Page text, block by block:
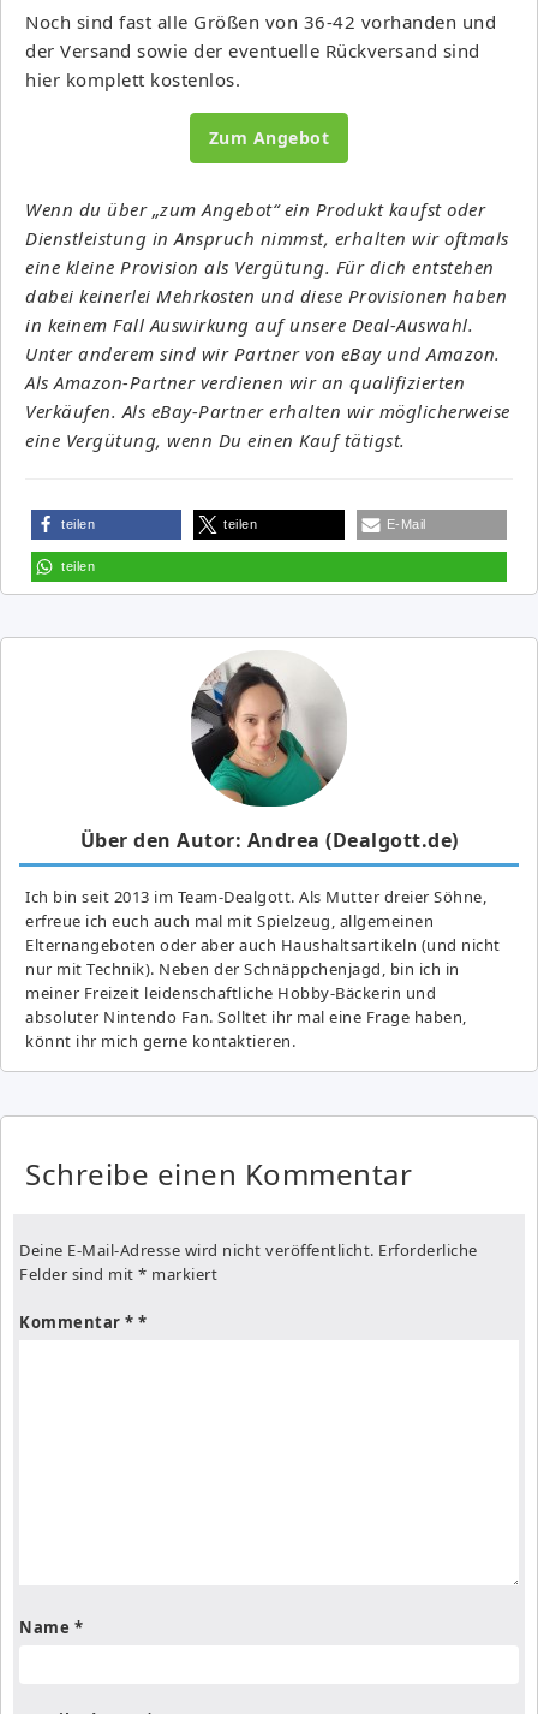
Noch sind fast alle Größen von 36-42 vorhanden und
der Versand sowie der eventuelle Rückversand sind
hier komplett kostenlos.
Zum Angebot
Wenn du über „zum Angebot“ ein Produkt kaufst oder
Dienstleistung in Anspruch nimmst, erhalten wir oftmals
eine kleine Provision als Vergütung. Für dich entstehen
dabei keinerlei Mehrkosten und diese Provisionen haben
in keinem Fall Auswirkung auf unsere Deal-Auswahl.
Unter anderem sind wir Partner von eBay und Amazon.
Als Amazon-Partner verdienen wir an qualifizierten
Verkäufen. Als eBay-Partner erhalten wir möglicherweise
eine Vergütung, wenn Du einen Kauf tätigst.
teilen teilen E-Mail
teilen
Über den Autor: Andrea (Dealgott.de)
Ich bin seit 2013 im Team-Dealgott. Als Mutter dreier Söhne,
erfreue ich euch auch mal mit Spielzeug, allgemeinen
Elternangeboten oder aber auch Haushaltsartikeln (und nicht
nur mit Technik). Neben der Schnäppchenjagd, bin ich in
meiner Freizeit leidenschaftliche Hobby-Bäckerin und
absoluter Nintendo Fan. Solltet ihr mal eine Frage haben,
könnt ihr mich gerne kontaktieren.
Schreibe einen Kommentar
Deine E-Mail-Adresse wird nicht veröffentlicht. Erforderliche
Felder sind mit * markiert
Kommentar *
Name *